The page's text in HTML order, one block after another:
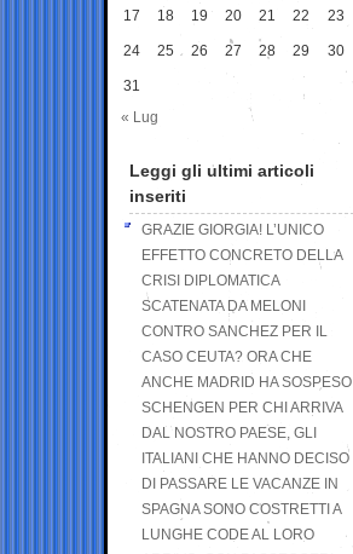
17 18 19 20 21 22 23
24 25 26 27 28 29 30
31
« Lug
Leggi gli ultimi articoli
inseriti
GRAZIE GIORGIA! L’UNICO
EFFETTO CONCRETO DELLA
CRISI DIPLOMATICA
SCATENATA DA MELONI
CONTRO SANCHEZ PER IL
CASO CEUTA? ORA CHE
ANCHE MADRID HA SOSPESO
SCHENGEN PER CHI ARRIVA
DAL NOSTRO PAESE, GLI
ITALIANI CHE HANNO DECISO
DI PASSARE LE VACANZE IN
SPAGNA SONO COSTRETTI A
LUNGHE CODE AL LORO